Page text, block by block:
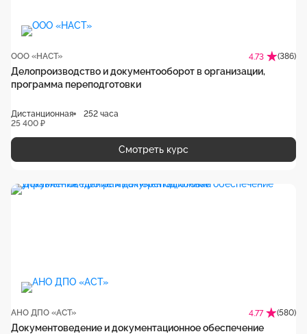
ООО «НАСТ» 4.73 (386)
Делопроизводство и документооборот в организации,
программа переподготовки
Дистанционная
252 часа
25 400 ₽
Смотреть курс
АНО ДПО «АСТ» 4.77 (580)
Документоведение и документационное обеспечение